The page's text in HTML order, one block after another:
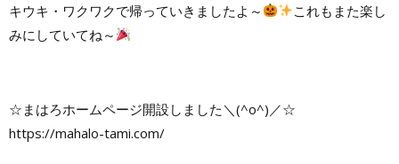
キウキ・ワクワクで帰っていきましたよ～
これもまた楽し
みにしていてね～
☆まはろホームページ開設しました＼(^o^)／☆
https://mahalo-tami.com/